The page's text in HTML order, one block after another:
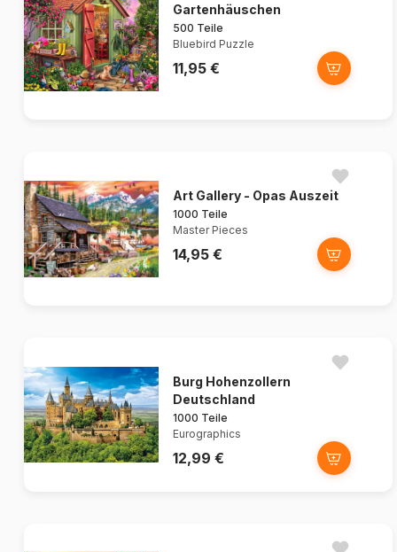
Gartenhäuschen
500 Teile
Bluebird Puzzle
11,95 €
Art Gallery - Opas Auszeit
1000 Teile
Master Pieces
14,95 €
Burg Hohenzollern
Deutschland
1000 Teile
Eurographics
12,99 €